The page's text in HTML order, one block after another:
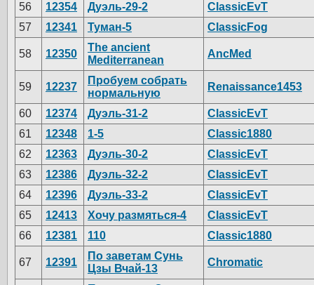
56 12354 Дуэль-29-2
ClassicEvT
57
12341 Туман-5 ClassicFog
58 12350
The ancient
Mediterranean
AncMed
59 12237
Пробуем собрать
нормальную
Renaissance1453
60 12374 Дуэль-31-2
ClassicEvT
61
12348 1-5
Classic1880
62
12363 Дуэль-30-2
ClassicEvT
63
12386 Дуэль-32-2
ClassicEvT
64
12396 Дуэль-33-2
ClassicEvT
65
12413 Хочу размяться-4
ClassicEvT
66
12381 110 Classic1880
67 12391
По заветам Сунь
Цзы Вчай-13
Chromatic